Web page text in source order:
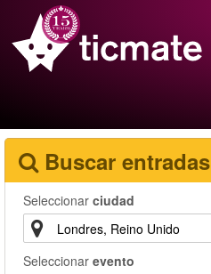
Buscar entradas
Seleccionar ciudad
Seleccionar evento